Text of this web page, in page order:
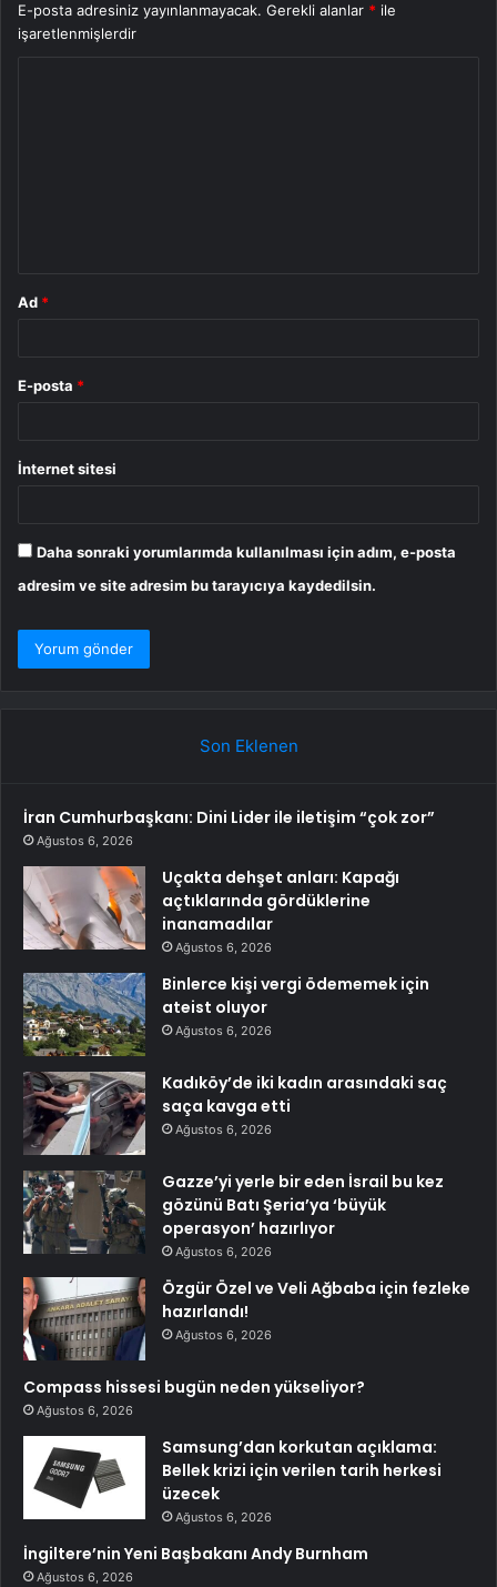
E-posta adresiniz yayınlanmayacak. Gerekli alanlar * ile
işaretlenmişlerdir
Ad *
E-posta *
İnternet sitesi
Daha sonraki yorumlarımda kullanılması için adım, e-posta
adresim ve site adresim bu tarayıcıya kaydedilsin.
Son Eklenen
İran Cumhurbaşkanı: Dini Lider ile iletişim “çok zor”
Ağustos 6, 2026
Uçakta dehşet anları: Kapağı
açtıklarında gördüklerine
inanamadılar
Ağustos 6, 2026
Binlerce kişi vergi ödememek için
ateist oluyor
Ağustos 6, 2026
Kadıköy’de iki kadın arasındaki saç
saça kavga etti
Ağustos 6, 2026
Gazze’yi yerle bir eden İsrail bu kez
gözünü Batı Şeria’ya ‘büyük
operasyon’ hazırlıyor
Ağustos 6, 2026
Özgür Özel ve Veli Ağbaba için fezleke
hazırlandı!
Ağustos 6, 2026
Compass hissesi bugün neden yükseliyor?
Ağustos 6, 2026
Samsung’dan korkutan açıklama:
Bellek krizi için verilen tarih herkesi
üzecek
Ağustos 6, 2026
İngiltere’nin Yeni Başbakanı Andy Burnham
Ağustos 6, 2026